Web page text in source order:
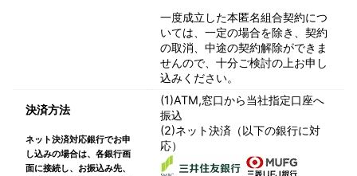
一度成立した本匿名組合契約につ
いては、一定の場合を除き、契約
の取消、中途の契約解除ができま
せんので、十分ご検討の上お申し
込みください。
決済方法
ネット決済対応銀行でお申
し込みの場合は、各銀行画
面に接続し、お振込み先、
(1)ATM,窓口から当社指定口座へ
振込
(2)ネット決済（以下の銀行に対
応）